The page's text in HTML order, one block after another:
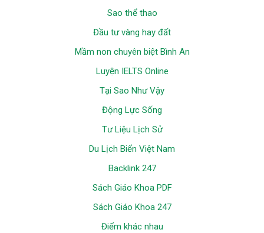
Sao thể thao
Đầu tư vàng hay đất
Mầm non chuyên biệt Bình An
Luyện IELTS Online
Tại Sao Như Vậy
Động Lực Sống
Tư Liệu Lịch Sử
Du Lịch Biển Việt Nam
Backlink 247
Sách Giáo Khoa PDF
Sách Giáo Khoa 247
Điểm khác nhau